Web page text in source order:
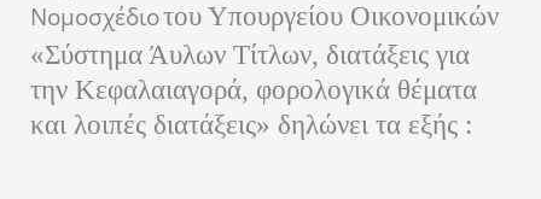
Νομοσχέδιοτου Υπουργείου Οικονομικών
«Σύστημα Άυλων Τίτλων, διατάξεις για
την Κεφαλαιαγορά, φορολογικά θέματα
και λοιπές διατάξεις» δηλώνει τα εξής :